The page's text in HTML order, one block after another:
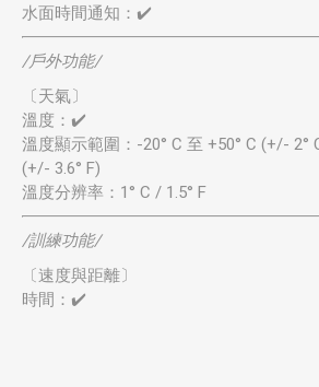
水面時間通知：✔️
/戶外功能/
〔天氣〕
溫度：✔️
溫度顯示範圍：-20° C 至 +50° C (+/- 2°
(+/- 3.6° F)
溫度分辨率：1° C / 1.5° F
/訓練功能/
〔速度與距離〕
時間：✔️